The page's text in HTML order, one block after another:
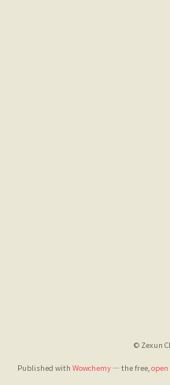
© Zexun
Published with Wowchemy— the free,open